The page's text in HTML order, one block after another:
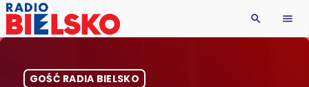
search menu
GOŚĆ RADIA BIELSKO